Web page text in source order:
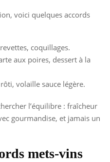
voici quelques accords
coquillages.
aux poires, dessert à la
volaille sauce légère.
l’équilibre : fraîcheur
gourmandise, et jamais un
mets-vins